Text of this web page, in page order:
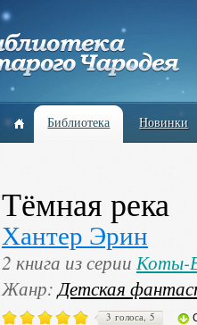
Библиотека Новинки
Тёмная река
Хантер Эрин
2 книга из серииКоты-
Жанр:Детская
3 голоса, 5